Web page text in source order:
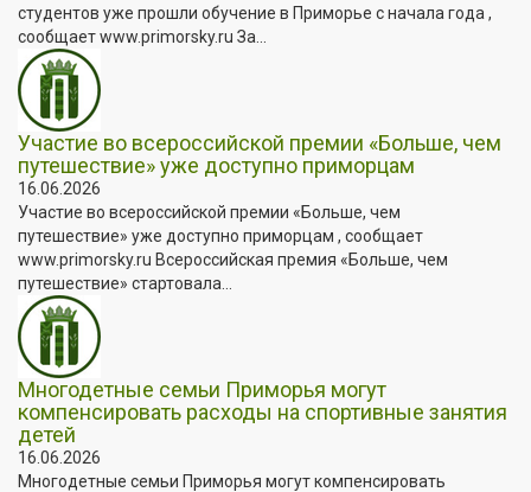
студентов уже прошли обучение в Приморье с начала года ,
сообщает www.primorsky.ru За...
Участие во всероссийской премии «Больше, чем
путешествие» уже доступно приморцам
16.06.2026
Участие во всероссийской премии «Больше, чем
путешествие» уже доступно приморцам , сообщает
www.primorsky.ru Всероссийская премия «Больше, чем
путешествие» стартовала...
Многодетные семьи Приморья могут
компенсировать расходы на спортивные занятия
детей
16.06.2026
Многодетные семьи Приморья могут компенсировать